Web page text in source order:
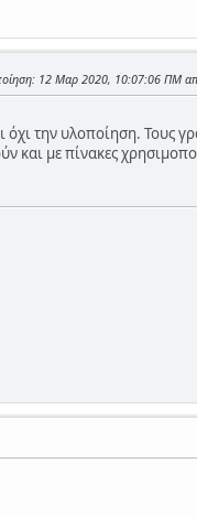
: 12 Μαρ 2020, 10:07:06 ΠΜ
την υλοποίηση. Τους
και με πίνακες